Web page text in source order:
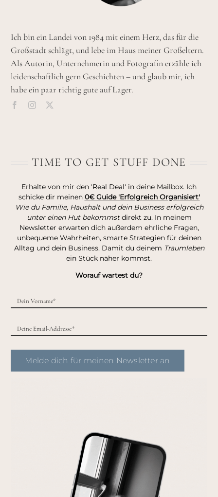
Ich bin ein Landei von 1984 mit einem Herz, das für die
Großstadt schlägt, und lebe im Haus meiner Großeltern.
Als Autorin, Unternehmerin und Fotografin erzähle ich
leidenschaftlich gern Geschichten – und glaub mir, ich
habe ein paar richtig gute auf Lager.
TIME TO GET STUFF DONE
Erhalte von mir den 'Real Deal' in deine Mailbox. Ich
schicke dir meinen 0€ Guide 'Erfolgreich Organisiert'
Wie du Familie, Haushalt und dein Business erfolgreich
unter einen Hut bekommstdirekt zu. In meinem
Newsletter erwarten dich außerdem ehrliche Fragen,
unbequeme Wahrheiten, smarte Strategien für deinen
Alltag und dein Business. Damit du deinem Traumleben
ein Stück näher kommst.
Worauf wartest du?
Melde dich für meinen Newsletter an